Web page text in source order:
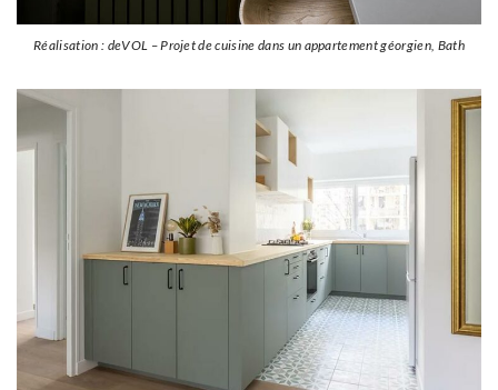
Réalisation : deVOL – Projet de cuisine dans un appartement géorgien, Bath